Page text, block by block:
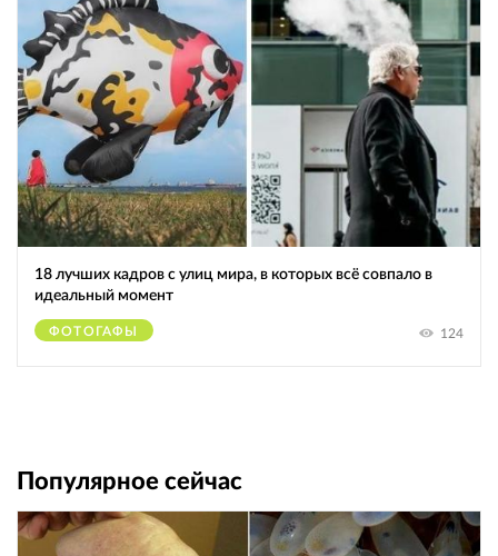
18 лучших кадров с улиц мира, в которых всё совпало в
идеальный момент
ФОТОГАФЫ 124
Популярное сейчас